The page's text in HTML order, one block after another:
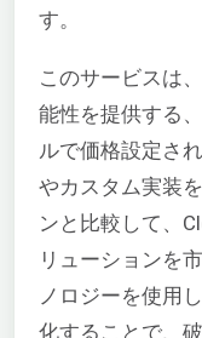
す。
このサービスは
能性を提供する
ルで価格設定さ
やカスタム実装
ンと比較して、
リューションを
ノロジーを使用
化することで、